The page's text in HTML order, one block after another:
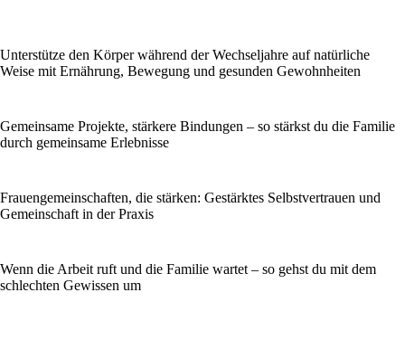
Unterstütze den Körper während der Wechseljahre auf natürliche
Weise mit Ernährung, Bewegung und gesunden Gewohnheiten
Gemeinsame Projekte, stärkere Bindungen – so stärkst du die Familie
durch gemeinsame Erlebnisse
Frauengemeinschaften, die stärken: Gestärktes Selbstvertrauen und
Gemeinschaft in der Praxis
Wenn die Arbeit ruft und die Familie wartet – so gehst du mit dem
schlechten Gewissen um